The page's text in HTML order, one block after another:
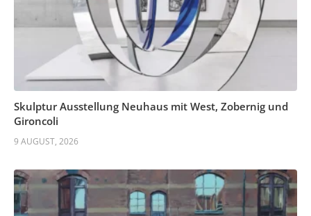
Skulptur Ausstellung Neuhaus mit West, Zobernig und
Gironcoli
9 AUGUST, 2026